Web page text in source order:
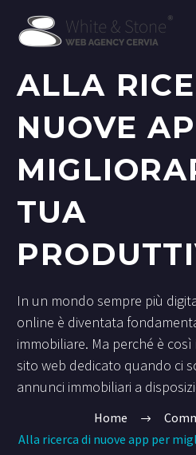
ALLA
NUOVE
TUA
In un mondo sempre più
online è diventata
immobiliare. Ma perché è
sito web dedicato quando ci
annunci immobiliari a
Home
Alla ricerca di nuove app per